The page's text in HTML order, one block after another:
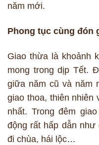
năm mới.
Phong tục cùng đón
Giao thừa là khoảnh
mong trong dịp Tết.
giữa năm cũ và năm
giao thoa, thiên nhiên
nhất. Trong đêm
động rất hấp dẫn như
đi chùa, hái lộc…